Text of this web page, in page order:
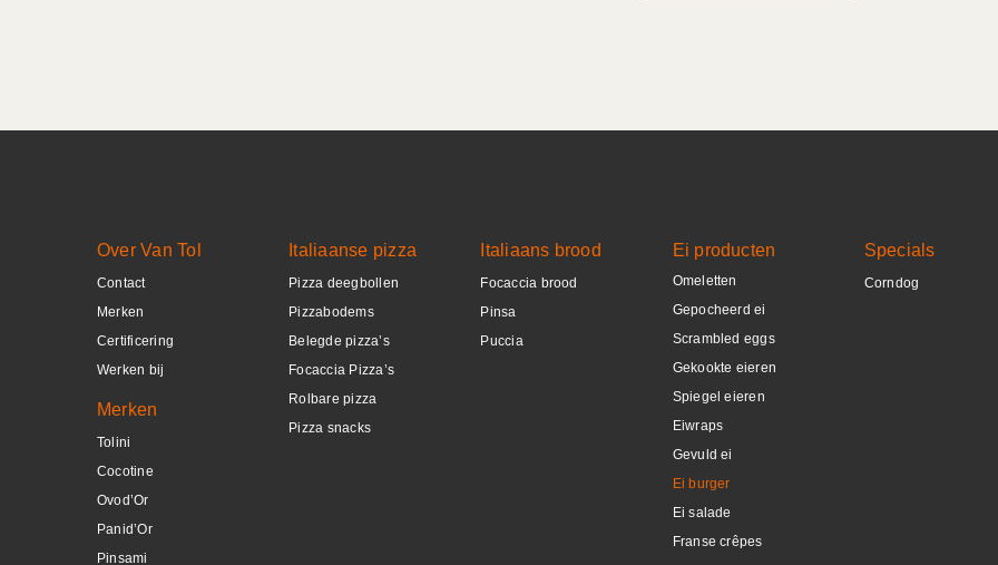
Over Van Tol
Contact
Merken
Certificering
Werken bij
Merken
Tolini
Cocotine
Ovod’Or
Panid’Or
Pinsami
Italiaanse pizza
Pizza deegbollen
Pizzabodems
Belegde pizza’s
Focaccia Pizza’s
Rolbare pizza
Pizza snacks
Italiaans brood
Focaccia brood
Pinsa
Puccia
Ei producten
Omeletten
Gepocheerd ei
Scrambled eggs
Gekookte eieren
Spiegel eieren
Eiwraps
Gevuld ei
Ei burger
Ei salade
Franse crêpes
Specials
Corndog